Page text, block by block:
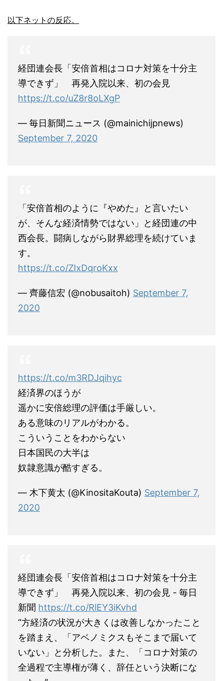
以下ネットの反応。
経団連会長「安倍首相はコロナ対策を十分主
導できず」 再発入院以来、初の会見
https://t.co/uZ8r8oLXgP
— 毎日新聞ニュース (@mainichijpnews)
September 7, 2020
「安倍首相のように『やめた』と言いたい
が、そんな経済情勢ではない」と経団連の中
西会長。闘病しながら財界総理を続けていま
す。
https://t.co/ZIxDqroKxx
— 齊藤信宏 (@nobusaitoh) September 7,
2020
https://t.co/m3RDJqihyc
経済界のほうが
遥かに安倍総理の評価は手厳しい。
ある意味のリアルがわかる。
こういうことをわからない
日本国民の大半は
奴隷意識が酷すぎる。
— 木下黄太 (@KinositaKouta) September 7,
2020
経団連会長「安倍首相はコロナ対策を十分主
導できず」 再発入院以来、初の会見 - 毎日
新聞 https://t.co/RlEY3iKvhd
“方経済の状況が大きくは改善しなかったこと
を踏まえ、「アベノミクスもそこまで届いて
いない」と分析した。また、「コロナ対策の
全過程で主導権が薄く、辞任という決断にな